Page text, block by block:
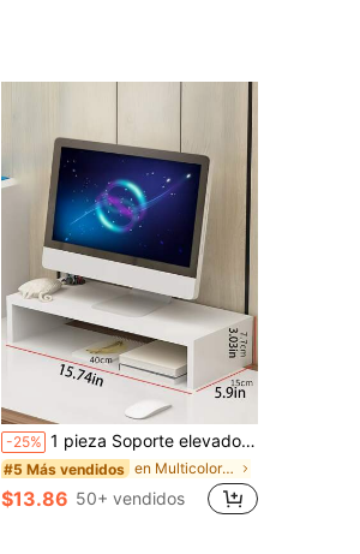
-25% 1 pieza Soporte elevador de monitor de madera, organizador de escritorio para monitor de computadora, para escritorio de oficina
#5 Más vendidos en Multicolor Muebles de oficina para el hogar
$13.86 50+ vendidos